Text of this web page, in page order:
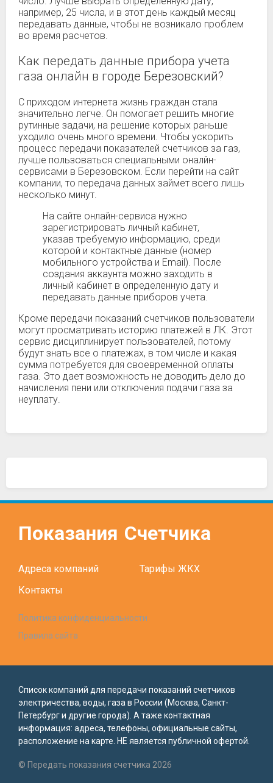
например, 25 числа, и в этот день каждый месяц
передавать данные, чтобы не возникало проблем
во время расчетов.
Как передать данные прибора учета
газа онлайн в городе Березовский?
С приходом интернета жизнь граждан стала
значительно легче. Он помогает решить многие
рутинные задачи, на решение которых раньше
уходило очень много времени. Чтобы ускорить
процесс передачи показателей счетчиков за газ,
лучше пользоваться специальными оналйн-
сервисами в Березовском. Если перейти на сайт
компании, то передача данных займет всего лишь
несколько минут.
На сайте онлайн-сервиса нужно
зарегистрировать личный кабинет,
указав требуемую информацию, среди
которой и контактные данные (номер
мобильного устройства и Email). После
создания аккаунта можно заходить в
личный кабинет в определенную дату и
передавать данные приборов учета.
Кроме передачи показаний счетчиков пользователи
могут просматривать историю платежей в ЛК. Этот
сервис дисциплинирует пользователей, потому
будут знать все о платежах, в том числе и какая
сумма потребуется для своевременной оплаты
газа. Это дает возможность не доводить дело до
начисления пени или отключения подачи газа за
неуплату.
Показания Счетчика
Адреса компаний
Тарифы ЖКХ
Контакты
Политика конфиденциальности
Правила сайта
Список компаний для передачи показаний счетчиков
электричества, воды, газа в России (Москва, Санкт-
Петербург и другие города). А таже контактная
информация: адреса, телефоны, официальные сайты,
расположение на карте. НЕ является публичной офертой.
© Передать показания счетчика 2026